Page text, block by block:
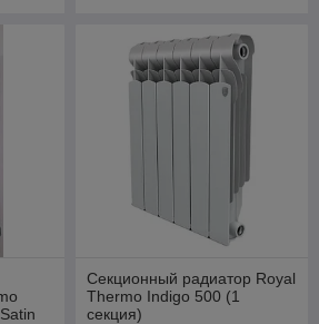
Секционный радиатор Royal
Thermo Indigo 500 (1
секция)